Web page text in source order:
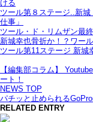
ける
ツール第８ステージ..新
仕事」
ツール・ド・リムザン最
新城幸也骨折か！？ワー
ツール第11ステージ 新城
【編集部コラム】
ート！
NEWS TOP
パチッと止められる
RELATED ENTRY